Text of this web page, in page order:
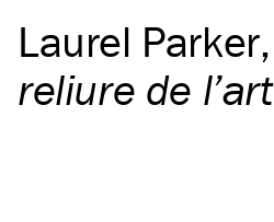
Laurel Parker,
reliure de l’art